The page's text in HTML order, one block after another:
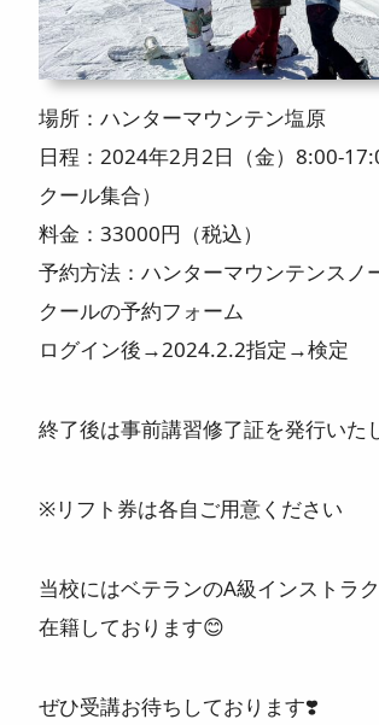
場所：ハンターマウンテン塩原
日程：2024年2月2日（金）8:00-
クール集合）
料金：33000円（税込）
予約方法：ハンターマウンテンスノ
クールの予約フォーム
ログイン後→2024.2.2指定→検定
終了後は事前講習修了証を発行いた
※リフト券は各自ご用意ください
当校にはベテランのA級インストラ
在籍しております😊
ぜひ受講お待ちしております❣️